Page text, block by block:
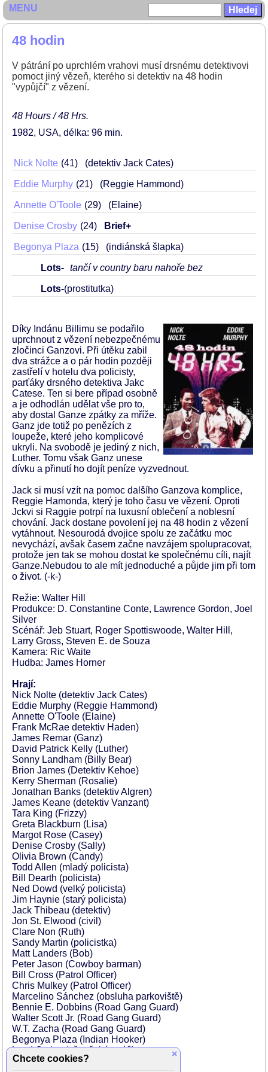
48 hodin
V pátrání po uprchlém vrahovi musí drsnému detektivovi
pomoct jiný vězeň, kterého si detektiv na 48 hodin
"vypůjčí" z vězení.
48 Hours / 48 Hrs.
1982 USA délka: 96 min
Nick Nolte 41 (detektiv Jack Cates)
Eddie Murphy 21 (Reggie Hammond)
Annette O'Toole 29 (Elaine)
Denise Crosby 24 Brief+
Begonya Plaza 15 (indiánská šlapka)
Lots- tančí v country baru nahoře bez
Lots-(prostitutka)
Díky Indánu Billimu se podařilo
uprchnout z vězení nebezpečnému
zločinci Ganzovi. Při útěku zabil
dva strážce a o pár hodin později
zastřelí v hotelu dva policisty,
parťáky drsného detektiva Jakc
Catese. Ten si bere případ osobně
a je odhodlán udělat vše pro to,
aby dostal Ganze zpátky za mříže.
Ganz jde totiž po penězích z
loupeže, které jeho komplicové
ukryli. Na svobodě je jediný z nich,
Luther. Tomu však Ganz unese
dívku a přinutí ho dojít peníze vyzvednout.
Jack si musí vzít na pomoc dalšího Ganzova komplice,
Reggie Hamonda, který je toho času ve vězení. Oproti
Jckvi si Raggie potrpí na luxusní oblečení a noblesní
chování. Jack dostane povolení jej na 48 hodin z vězení
vytáhnout. Nesourodá dvojice spolu ze začátku moc
nevychází, avšak časem začne navzájem spolupracovat,
protože jen tak se mohou dostat ke společnému cíli, najít
Ganze.Nebudou to ale mít jednoduché a půjde jim při tom
o život. (-k-)
Režie: Walter Hill
Produkce: D. Constantine Conte, Lawrence Gordon, Joel
Silver
Scénář: Jeb Stuart, Roger Spottiswoode, Walter Hill,
Larry Gross, Steven E. de Souza
Kamera: Ric Waite
Hudba: James Horner
Hrají:
Nick Nolte (detektiv Jack Cates)
Eddie Murphy (Reggie Hammond)
Annette O'Toole (Elaine)
Frank McRae detektiv Haden)
James Remar (Ganz)
David Patrick Kelly (Luther)
Sonny Landham (Billy Bear)
Brion James (Detektiv Kehoe)
Kerry Sherman (Rosalie)
Jonathan Banks (detektiv Algren)
James Keane (detektiv Vanzant)
Tara King (Frizzy)
Greta Blackburn (Lisa)
Margot Rose (Casey)
Denise Crosby (Sally)
Olivia Brown (Candy)
Todd Allen (mladý policista)
Bill Dearth (policista)
Ned Dowd (velký policista)
Jim Haynie (starý policista)
Jack Thibeau (detektiv)
Jon St. Elwood (civil)
Clare Non (Ruth)
Sandy Martin (policistka)
Matt Landers (Bob)
Peter Jason (Cowboy barman)
Bill Cross (Patrol Officer)
Chris Mulkey (Patrol Officer)
Marcelino Sánchez (obsluha parkoviště)
Bennie E. Dobbins (Road Gang Guard)
Walter Scott Jr. (Road Gang Guard)
W.T. Zacha (Road Gang Guard)
Begonya Plaza (Indian Hooker)
Loyd Catlett (vězeňská stráž)
B.G. Fisher (vězeňská stráž)
MENU
×
Chcete cookies?